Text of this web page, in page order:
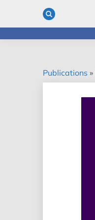
content
Publications »